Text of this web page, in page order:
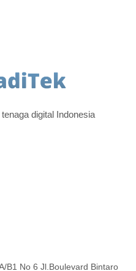
digital Indonesia
B1 No 6 Jl.Boulevard Bintaro